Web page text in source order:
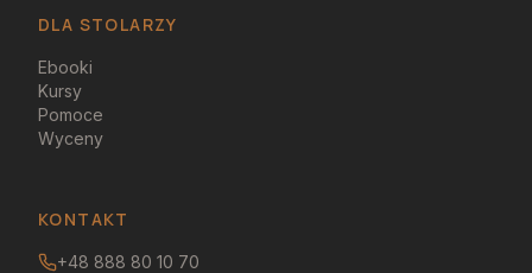
DLA STOLARZY
Ebooki
Kursy
Pomoce
Wyceny
KONTAKT
+48 888 80 10 70